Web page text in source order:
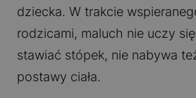
dziecka. W trakcie
rodzicami, maluch nie uczy
stawiać stópek, nie nabywa
postawy ciała.